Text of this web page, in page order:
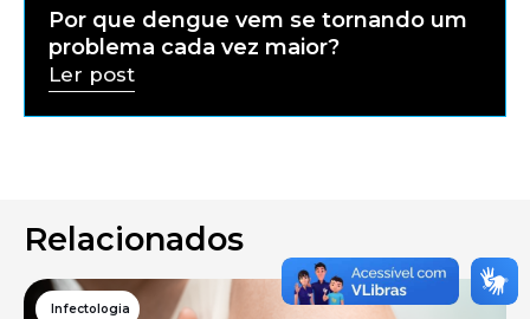
Por que dengue vem se tornando um
problema cada vez maior?
Ler post
Relacionados
Infectologia